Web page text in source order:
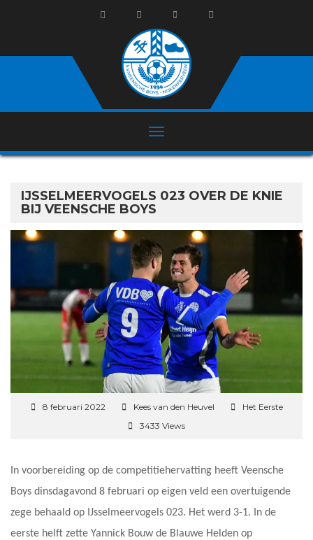
IJSSELMEERVOGELS 023 OVER DE KNIE
BIJ VEENSCHE BOYS
8 februari 2022 Kees van den Heuvel
Het Eerste
3433 Views
In voorbereiding op de competitiehervatting heeft Veensche
Boys dinsdagavond 8 februari op eigen veld een overtuigende
zege behaald op IJsselmeervogels 023. Het werd 3-1. In de
eerste helft zette Yannick Bouw de Blauwe Helden op